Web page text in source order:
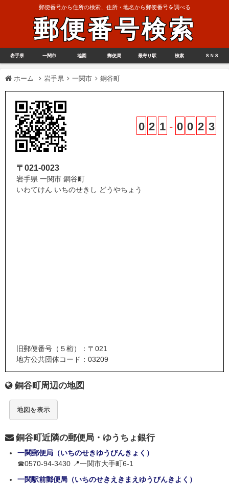
郵便番号から住所の検索、住所・地名から郵便番号を調べる
郵便番号検索
岩手県 一関市 地図 郵便局 最寄り駅 検索 ＳＮＳ
ホーム 岩手県 一関市 銅谷町
0 2 1 - 0 0 2 3
〒021-0023
岩手県 一関市 銅谷町
いわてけん いちのせきし どうやちょう
旧郵便番号（５桁）：〒021
地方公共団体コード：03209
銅谷町周辺の地図
地図を表示
銅谷町近隣の郵便局・ゆうちょ銀行
一関郵便局（いちのせきゆうびんきょく）
☎0570-94-3430 📍一関市大手町6-1
一関駅前郵便局（いちのせきえきまえゆうびんきよく）